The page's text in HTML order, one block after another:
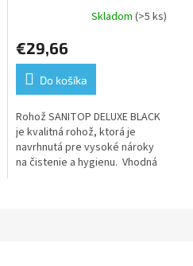
Skladom(>5 ks)
€29,66
Do košíka
Rohož SANITOP DELUXE BLACK
je kvalitná rohož, ktorá je
navrhnutá pre vysoké nároky
na čistenie a hygienu. Vhodná